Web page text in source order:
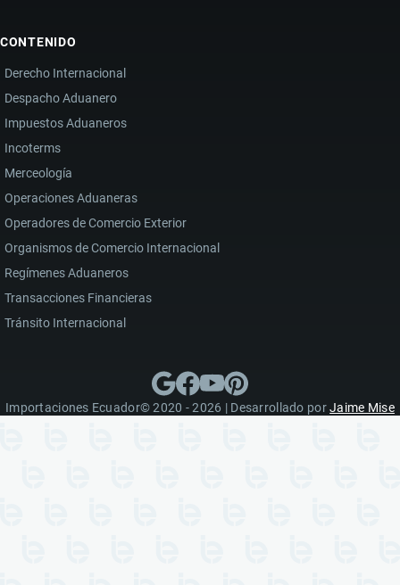
CONTENIDO
Derecho Internacional
Despacho Aduanero
Impuestos Aduaneros
Incoterms
Merceología
Operaciones Aduaneras
Operadores de Comercio Exterior
Organismos de Comercio Internacional
Regímenes Aduaneros
Transacciones Financieras
Tránsito Internacional
Importaciones Ecuador© 2020 - 2026 | Desarrollado porJaime Mise